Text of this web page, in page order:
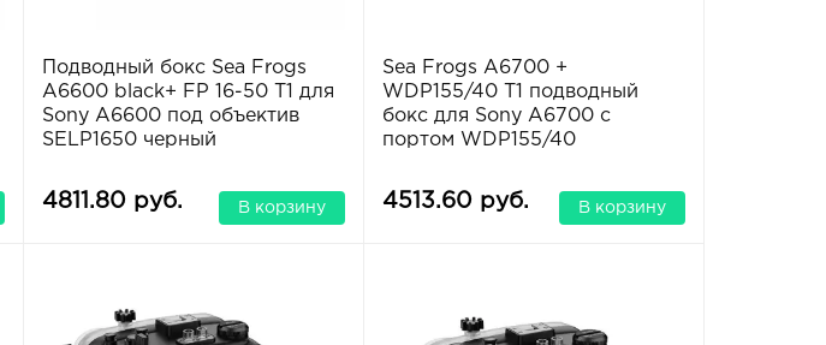
Подводный бокс Sea Frogs
A6600 black+ FP 16-50 T1 для
Sony A6600 под объектив
SELP1650 черный
4811.80 руб. В корзину
Sea Frogs A6700 +
WDP155/40 T1 подводный
бокс для Sony A6700 с
портом WDP155/40
4513.60 руб. В корзину